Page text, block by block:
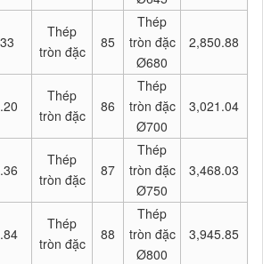
Thép
tròn đặc
85
Thép
tròn đặc
Ø680
2,850.88
Thép
tròn đặc
86
Thép
tròn đặc
Ø700
3,021.04
Thép
tròn đặc
87
Thép
tròn đặc
Ø750
3,468.03
Thép
tròn đặc
88
Thép
tròn đặc
Ø800
3,945.85